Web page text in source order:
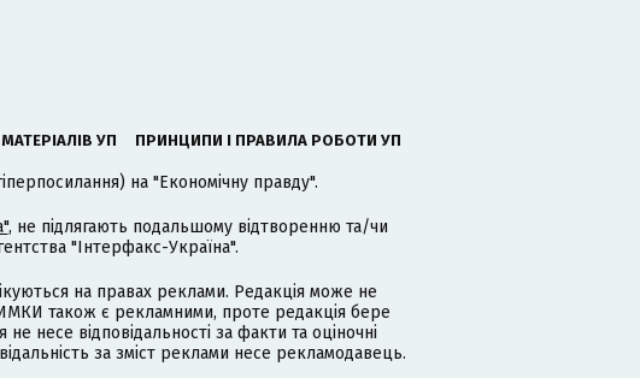
УП ПРИНЦИПИ І ПРАВИЛА РОБОТИ УП
на "Економічну правду".
, не підлягають подальшому відтворенню та/чи
"Інтерфакс-Україна".
на правах реклами. Редакція може не
також є рекламними, проте редакція бере
несе відповідальності за факти та оціночні
за зміст реклами несе рекламодавець.